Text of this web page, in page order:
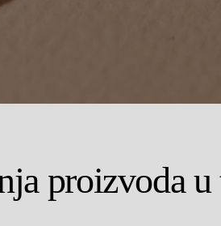
proizvoda u